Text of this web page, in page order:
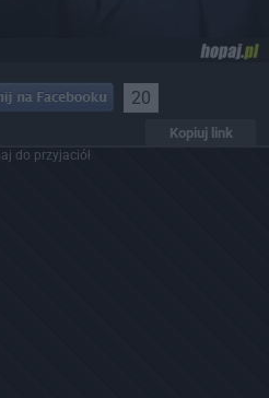
20
Kopiuj link
do przyjaciół